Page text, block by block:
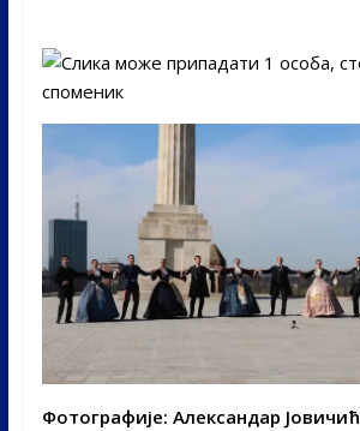
Фотографије: Александар Јовичић